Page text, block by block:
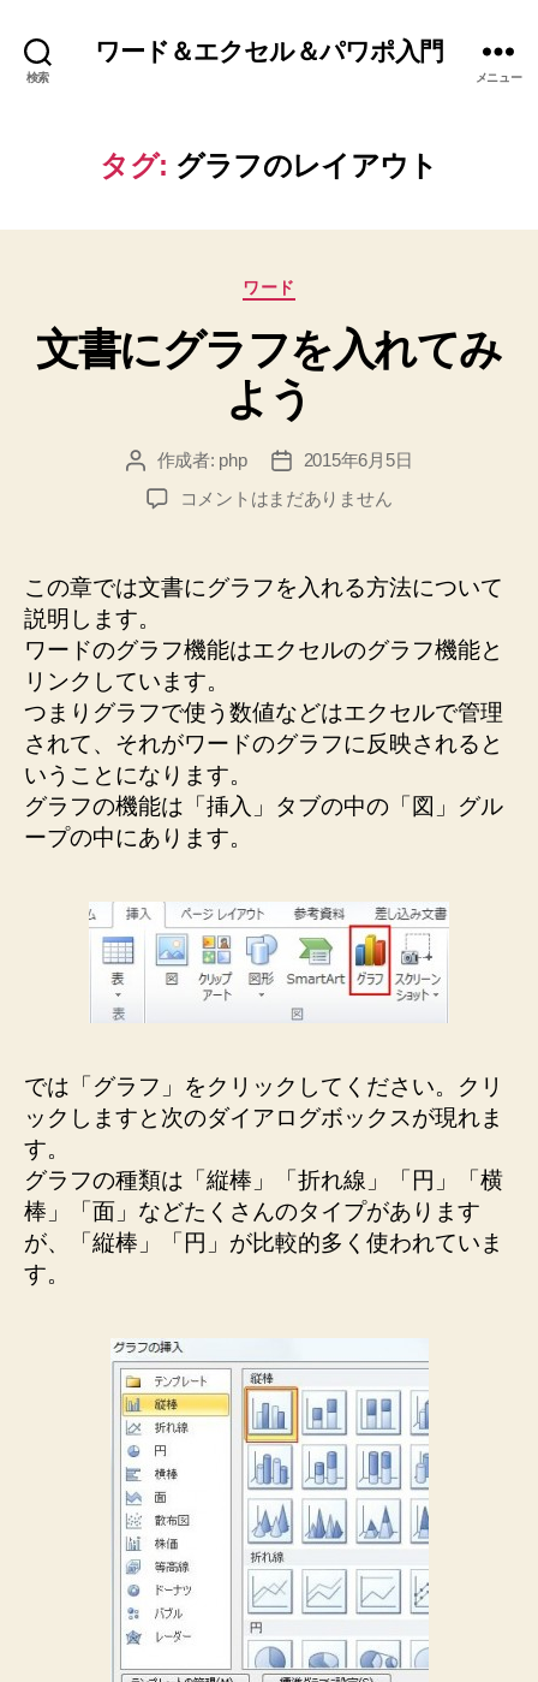
検索
ワード＆エクセル＆パワポ入門
メニュー
タグ: グラフのレイアウト
カ
ゴ
リ
ー
ワード
文書にグラフを入れてみ
よう
投
稿
者
作成者: php
投
稿
日
2015年6月5日
文
グ
ラ
を
入
れ
て
み
よ
う
へ
コメントはまだありません
この章では文書にグラフを入れる方法について
説明します。
ワードのグラフ機能はエクセルのグラフ機能と
リンクしています。
つまりグラフで使う数値などはエクセルで管理
されて、それがワードのグラフに反映されると
いうことになります。
グラフの機能は「挿入」タブの中の「図」グル
ープの中にあります。
では「グラフ」をクリックしてください。クリ
ックしますと次のダイアログボックスが現れま
す。
グラフの種類は「縦棒」「折れ線」「円」「横
棒」「面」などたくさんのタイプがあります
が、「縦棒」「円」が比較的多く使われていま
す。